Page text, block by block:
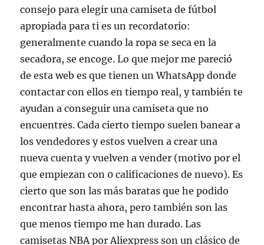
consejo para elegir una camiseta de fútbol
apropiada para ti es un recordatorio:
generalmente cuando la ropa se seca en la
secadora, se encoge. Lo que mejor me pareció
de esta web es que tienen un WhatsApp donde
contactar con ellos en tiempo real, y también te
ayudan a conseguir una camiseta que no
encuentres. Cada cierto tiempo suelen banear a
los vendedores y estos vuelven a crear una
nueva cuenta y vuelven a vender (motivo por el
que empiezan con 0 calificaciones de nuevo). Es
cierto que son las más baratas que he podido
encontrar hasta ahora, pero también son las
que menos tiempo me han durado. Las
camisetas NBA por Aliexpress son un clásico de